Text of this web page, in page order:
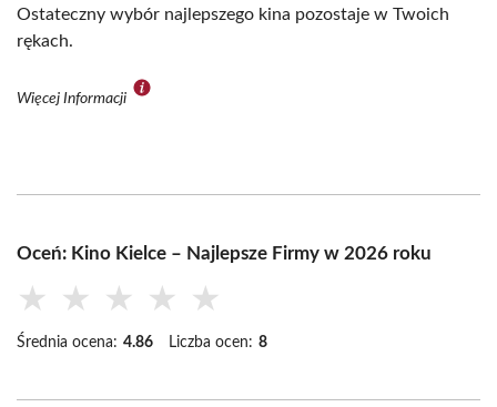
Ostateczny wybór najlepszego kina pozostaje w Twoich
rękach.
Więcej Informacji
Oceń: Kino Kielce – Najlepsze Firmy w 2026 roku
★ ★ ★ ★ ★
Średnia ocena: 4.86 Liczba ocen: 8